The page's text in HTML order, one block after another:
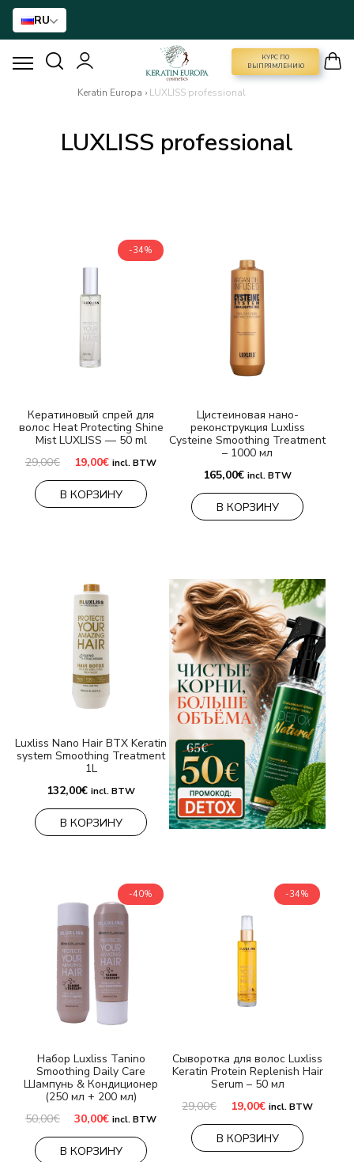
RU
КУРС ПО
ВЫПРЯМЛЕНИЮ
КУРС ПО ВЫПРЯМЛЕНИЮ
ДОМАШНИЙ УХОД
NANO GOLD
АКСЕССУАРЫ
Оплата и доставка
Часто задаваемые вопросы
Контакты
Keratin Europa › LUXLISS professional
LUXLISS professional
-34%
Кератиновый спрей для
волос Heat Protecting Shine
Mist LUXLISS — 50 ml
29,00€ Первоначальная
составляла
29,00€.
19,00€Текущая
19,00€.
incl. BTW
В КОРЗИНУ
Цистеиновая нано-
реконструкция Luxliss
Cysteine Smoothing Treatment
– 1000 мл
165,00€ incl. BTW
В КОРЗИНУ
Luxliss Nano Hair BTX Keratin
system Smoothing Treatment
1L
132,00€ incl. BTW
В КОРЗИНУ
-40%
Набор Luxliss Tanino
Smoothing Daily Care
Шампунь & Кондиционер
(250 мл + 200 мл)
50,00€ Первоначальная
составляла
50,00€.
30,00€Текущая
30,00€.
incl. BTW
В КОРЗИНУ
-34%
Сыворотка для волос Luxliss
Keratin Protein Replenish Hair
Serum – 50 мл
29,00€ Первоначальная
составляла
29,00€.
19,00€Текущая
19,00€.
incl. BTW
В КОРЗИНУ